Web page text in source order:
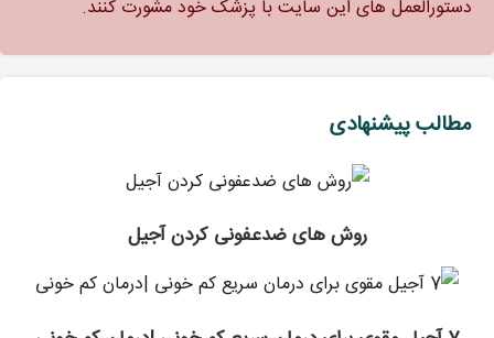
دستورالعمل های این سایت با پزشک خود مشورت کنند.
مطالب پیشنهادی
روش های ضدعفونی کردن آجیل